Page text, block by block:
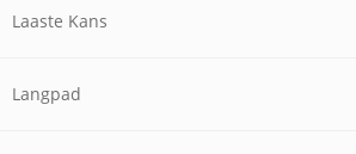
Laaste Kans
Langpad